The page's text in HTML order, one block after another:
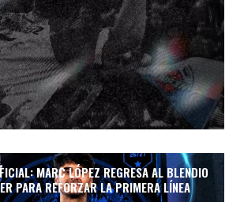
MARC LÓPEZ REGRESA AL BLENDIO
PARA REFORZAR LA PRIMERA LÍNEA